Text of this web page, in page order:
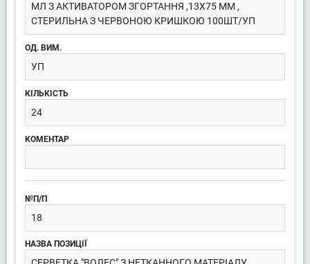
МЛ З АКТИВАТОРОМ ЗГОРТАННЯ ,13Х75 ММ ,
СТЕРИЛЬНА З ЧЕРВОНОЮ КРИШКОЮ 100ШТ/УП
УП
24
18